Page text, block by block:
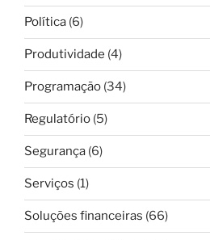
Política (6)
Produtividade (4)
Programação (34)
Regulatório (5)
Segurança (6)
Serviços (1)
Soluções financeiras (66)